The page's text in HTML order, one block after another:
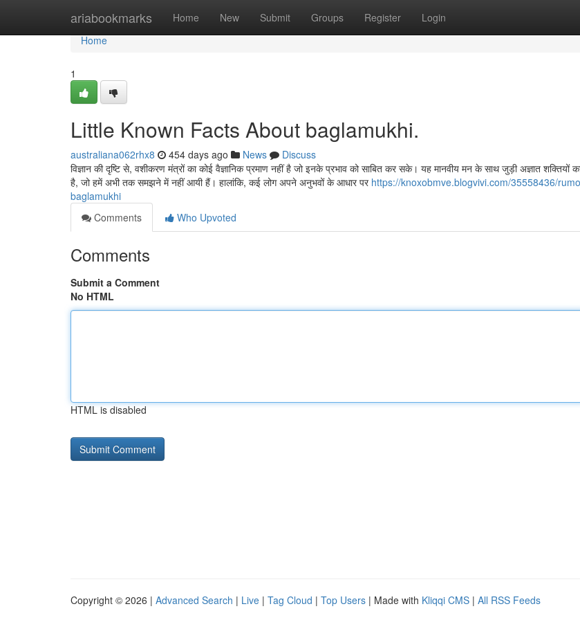
ariabookmarks Home New Submit Groups Register Login
Home
Home
1
Little Known Facts About baglamukhi.
australiana062rhx8 454 days ago News
Discuss
विज्ञान की दृष्टि से, वशीकरण मंत्रों का कोई वैज्ञानिक प्रमाण नहीं है जो इनके प्रभाव को साबित कर सके। यह मानवीय मन के साथ जुड़ी अज्ञात शक्तियों
है, जो हमें अभी तक समझने में नहीं आयी हैं। हालांकि, कई लोग अपने अनुभवों के आधार पर https://knoxobmve.blogvivi.com/35558436/
baglamukhi
Comments
Who Upvoted
Comments
Submit a Comment
No HTML
HTML is disabled
Copyright © 2026 | Advanced Search | Live | Tag Cloud | Top Users | Made with Kliqqi CMS | All RSS Feeds